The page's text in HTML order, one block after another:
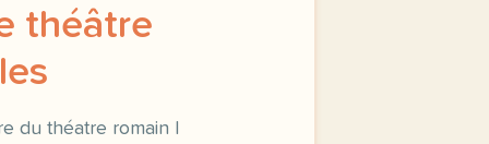
théâtre
du théatre romain |